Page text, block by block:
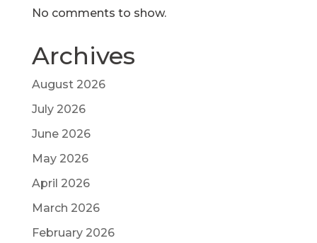
No comments to show.
Archives
August 2026
July 2026
June 2026
May 2026
April 2026
March 2026
February 2026